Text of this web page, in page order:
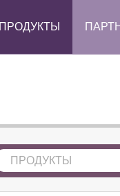
ПРОДУКТЫ
ПРОДУКТЫ